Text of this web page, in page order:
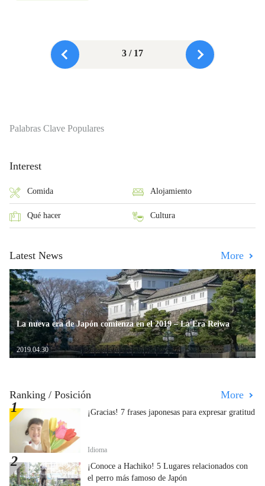
3 / 17
Palabras Clave Populares
Interest
Comida Alojamiento
Qué hacer Cultura
Latest News More
La nueva era de Japón comienza en el 2019 – La Era Reiwa
2019.04.30
Ranking / Posición More
¡Gracias! 7 frases japonesas para expresar gratitud
Idioma
¡Conoce a Hachiko! 5 Lugares relacionados con
el perro más famoso de Japón